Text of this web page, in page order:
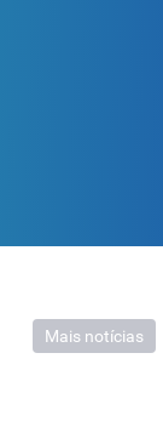
Mais notícias